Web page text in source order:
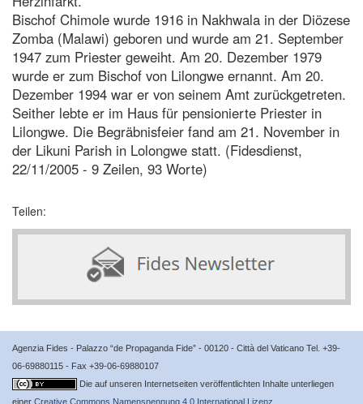
Bischof Chimole wurde 1916 in Nakhwala in der Diözese
Zomba (Malawi) geboren und wurde am 21. September
1947 zum Priester geweiht. Am 20. Dezember 1979
wurde er zum Bischof von Lilongwe ernannt. Am 20.
Dezember 1994 war er von seinem Amt zurückgetreten.
Seither lebte er im Haus für pensionierte Priester in
Lilongwe. Die Begräbnisfeier fand am 21. November in
der Likuni Parish in Lolongwe statt. (Fidesdienst,
22/11/2005 - 9 Zeilen, 93 Worte)
Teilen:
Agenzia Fides - Palazzo “de Propaganda Fide” - 00120 - Città del Vaticano Tel. +39-
06-69880115 - Fax +39-06-69880107
Die auf unseren Internetseiten veröffentlichten Inhalte unterliegen
einer Creative Commons Namensnennung 4.0 International Lizenz